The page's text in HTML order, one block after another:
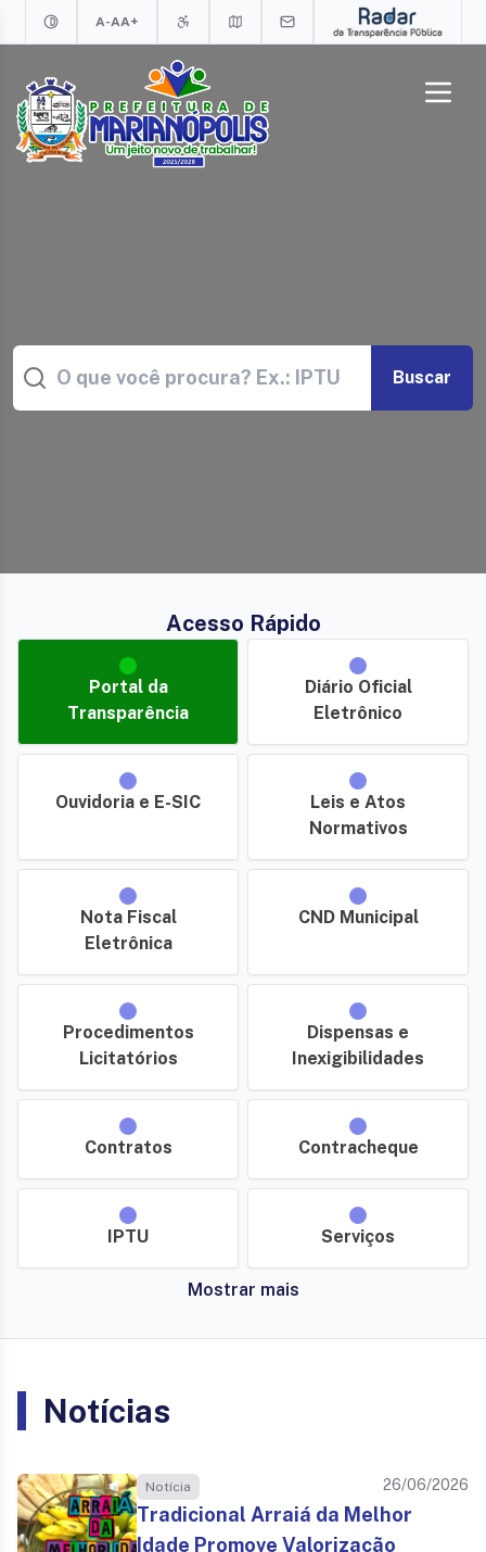
A-AA+
Buscar
Acesso Rápido
Portal da
Transparência
Diário Oficial
Eletrônico
Ouvidoria e E-SIC
Leis e Atos
Normativos
Nota Fiscal
Eletrônica
CND Municipal
Procedimentos
Licitatórios
Dispensas e
Inexigibilidades
Contratos Contracheque
IPTU Serviços
Mostrar mais
Notícias
Notícia 26/06/2026
Tradicional Arraiá da Melhor
Idade Promove Valorização